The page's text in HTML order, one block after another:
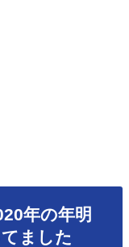
年の年明
ました